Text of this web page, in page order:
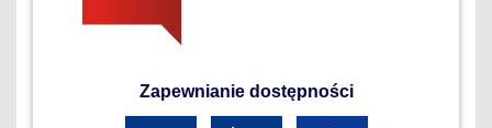
Zapewnianie dostępności